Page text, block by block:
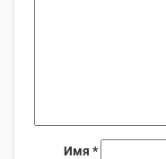
Имя *